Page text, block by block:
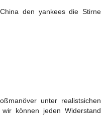
den yankees die Stirne
unter realistsichen
können jeden Widerstand